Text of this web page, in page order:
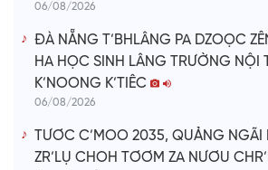
06/08/2026
ĐÀ NẴNG T’BHLÂNG PA DZOỌC
HA HỌC SINH LÂNG TRƯỜNG NỘI
K’NOONG K’TIÊC
06/08/2026
TƯƠC C’MOO 2035, QUẢNG NGÃI
ZR’LỤ CHOH TƠƠM ZA NƯƠU